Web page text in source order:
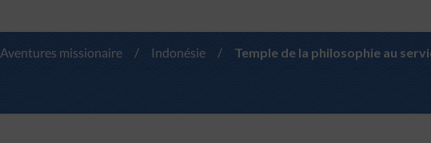
Aventures missionaire / Indonésie / Temple de la philosophie au